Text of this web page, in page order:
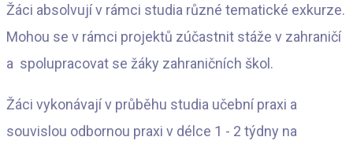
Žáci absolvují v rámci studia různé tematické exkurze.
Mohou se v rámci projektů zúčastnit stáže v zahraničí
a spolupracovat se žáky zahraničních škol.
Žáci vykonávají v průběhu studia učební praxi a
souvislou odbornou praxi v délce 1 - 2 týdny na